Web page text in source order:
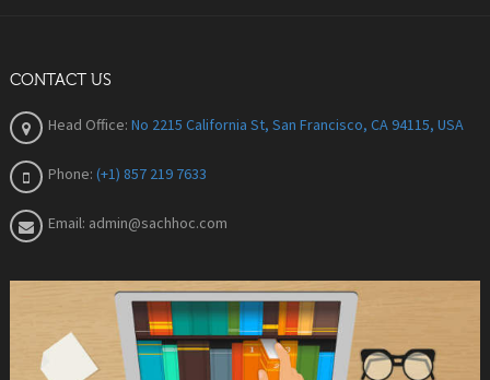
CONTACT US
Head Office: No 2215 California St, San Francisco, CA 94115, USA
Phone: (+1) 857 219 7633
Email: admin@sachhoc.com